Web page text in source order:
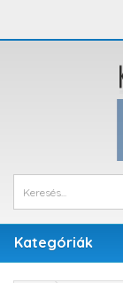
Kategóriák